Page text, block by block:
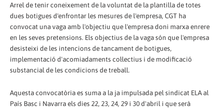
Arrel de tenir coneixement de la voluntat de la plantilla de totes
dues botigues d'enfrontar les mesures de l'empresa, CGT ha
convocat una vaga amb l'objectiu que l'empresa doni marxa enrere
en les seves pretensions. Els objectius de la vaga són que l'empresa
desisteixi de les intencions de tancament de botigues,
implementació d'acomiadaments col·lectius i de modificació
substancial de les condicions de treball.
Aquesta convocatòria es suma a la ja impulsada pel sindicat ELA al
País Basc i Navarra els dies 22, 23, 24, 29 i 30 d'abril i que serà